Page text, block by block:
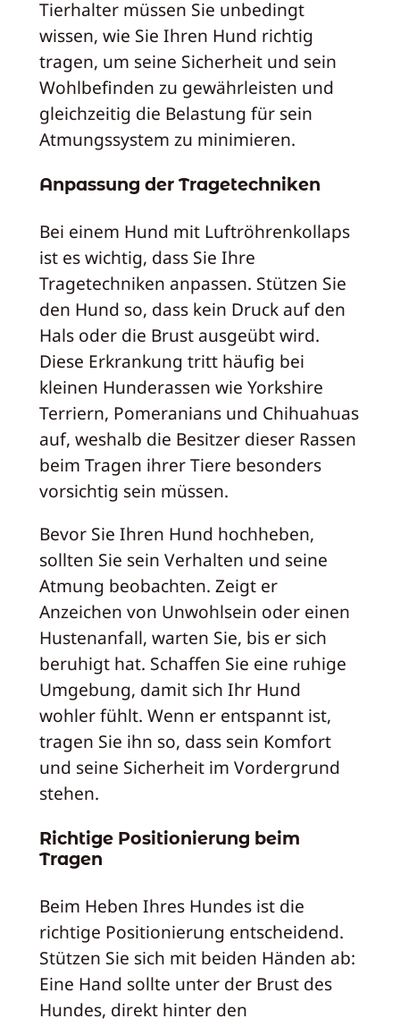
Tierhalter müssen Sie unbedingt
wissen, wie Sie Ihren Hund richtig
tragen, um seine Sicherheit und sein
Wohlbefinden zu gewährleisten und
gleichzeitig die Belastung für sein
Atmungssystem zu minimieren.
Anpassung der Tragetechniken
Bei einem Hund mit Luftröhrenkollaps
ist es wichtig, dass Sie Ihre
Tragetechniken anpassen. Stützen Sie
den Hund so, dass kein Druck auf den
Hals oder die Brust ausgeübt wird.
Diese Erkrankung tritt häufig bei
kleinen Hunderassen wie Yorkshire
Terriern, Pomeranians und Chihuahuas
auf, weshalb die Besitzer dieser Rassen
beim Tragen ihrer Tiere besonders
vorsichtig sein müssen.
Bevor Sie Ihren Hund hochheben,
sollten Sie sein Verhalten und seine
Atmung beobachten. Zeigt er
Anzeichen von Unwohlsein oder einen
Hustenanfall, warten Sie, bis er sich
beruhigt hat. Schaffen Sie eine ruhige
Umgebung, damit sich Ihr Hund
wohler fühlt. Wenn er entspannt ist,
tragen Sie ihn so, dass sein Komfort
und seine Sicherheit im Vordergrund
stehen.
Richtige Positionierung beim
Tragen
Beim Heben Ihres Hundes ist die
richtige Positionierung entscheidend.
Stützen Sie sich mit beiden Händen ab:
Eine Hand sollte unter der Brust des
Hundes, direkt hinter den